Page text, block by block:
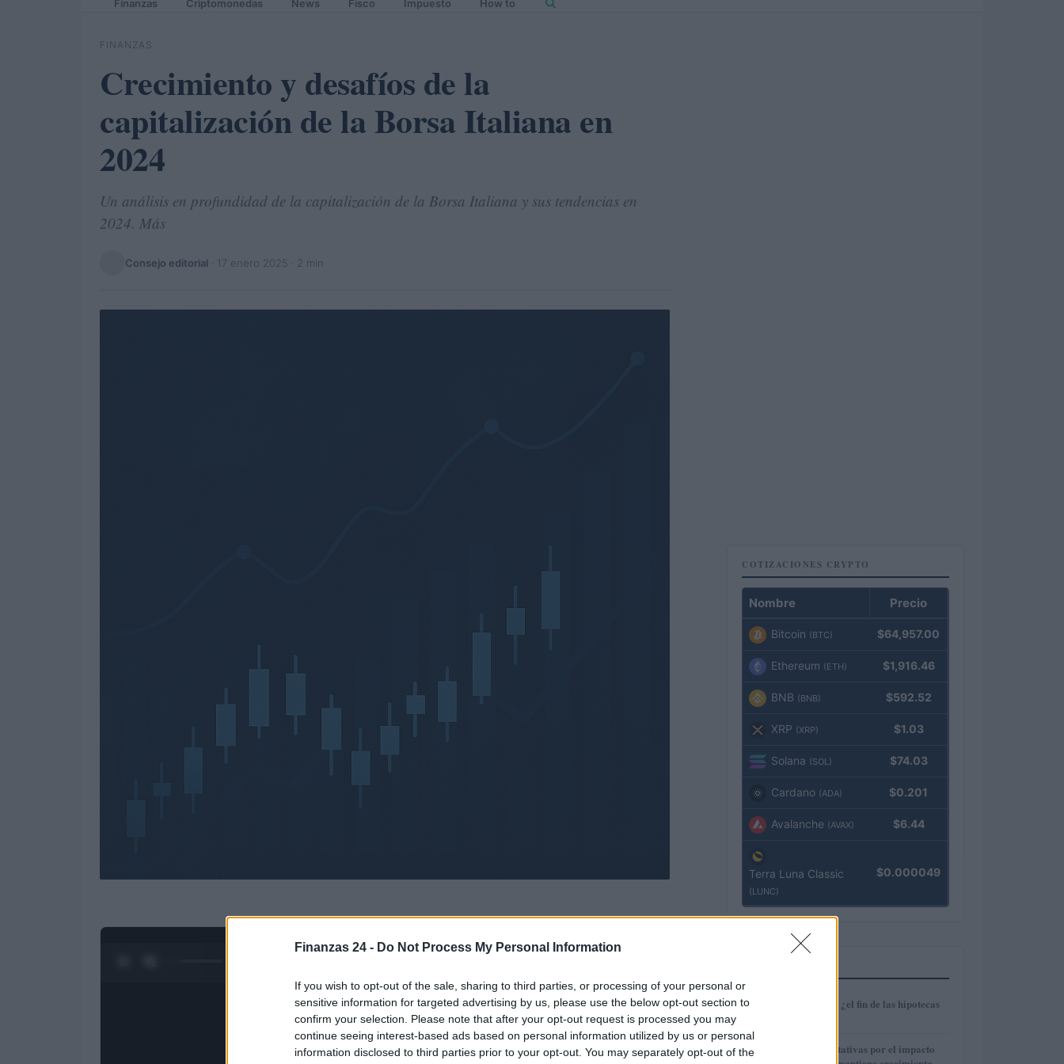
Finanzas 24 - Do Not Process My Personal Information
If you wish to opt-out of the sale, sharing to third parties, or processing of your personal or
sensitive information for targeted advertising by us, please use the below opt-out section to
confirm your selection. Please note that after your opt-out request is processed you may
continue seeing interest-based ads based on personal information utilized by us or personal
information disclosed to third parties prior to your opt-out. You may separately opt-out of the
Finanzas Criptomonedas News Fisco Impuesto How to
FINANZAS
Crecimiento y desafíos de la
capitalización de la Borsa Italiana en
2024
Un análisis en profundidad de la capitalización de la Borsa Italiana y sus tendencias en
2024. Más
Consejo editorial 17 enero 2025 · 2 min
COTIZACIONES CRYPTO
Nombre Precio
Bitcoin (BTC) $64,957.00
Ethereum (ETH) $1,916.46
BNB (BNB) $592.52
XRP (XRP) $1.03
Solana (SOL) $74.03
Cardano (ADA) $0.201
Avalanche (AVAX) $6.44
Terra Luna Classic
(LUNC)
$0.000049
1
Euríbor en caída: ¿el fin de las hipotecas
2
IAG reduce expectativas por el impacto